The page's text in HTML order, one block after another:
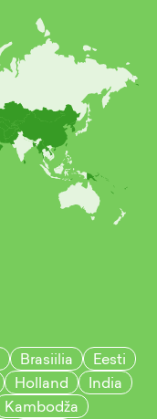
Brasiilia
Eesti
Holland
India
Kambodža